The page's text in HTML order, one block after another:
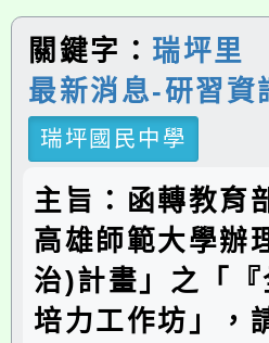
關鍵字： 瑞坪里
最新消息-研習資
瑞坪國民中學
主旨：函轉教育
高雄師範大學辦
治)計畫」之「
培力工作坊」，